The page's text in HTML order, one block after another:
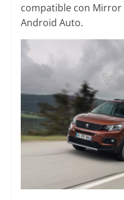
compatible con Mirror
Android Auto.